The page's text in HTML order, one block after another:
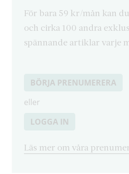
För bara 59 kr/mån kan
och cirka 100 andra
spännande artiklar varje
BÖRJA PRENUMERERA
eller
LOGGA IN
Läs mer om våra